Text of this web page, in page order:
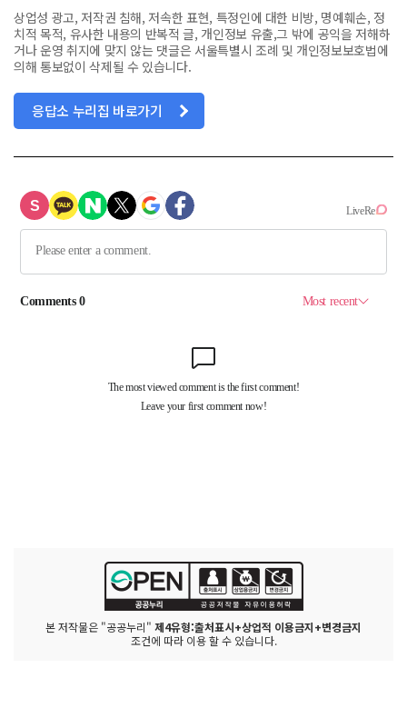
상업성 광고, 저작권 침해, 저속한 표현, 특정인에 대한 비방, 명예훼손, 정
치적 목적, 유사한 내용의 반복적 글, 개인정보 유출,그 밖에 공익을 저해하
거나 운영 취지에 맞지 않는 댓글은 서울특별시 조례 및 개인정보보호법에
의해 통보없이 삭제될 수 있습니다.
응답소 누리집 바로가기
본 저작물은 "공공누리" 제4유형:출처표시+상업적 이용금지+변경금지
조건에 따라 이용 할 수 있습니다.